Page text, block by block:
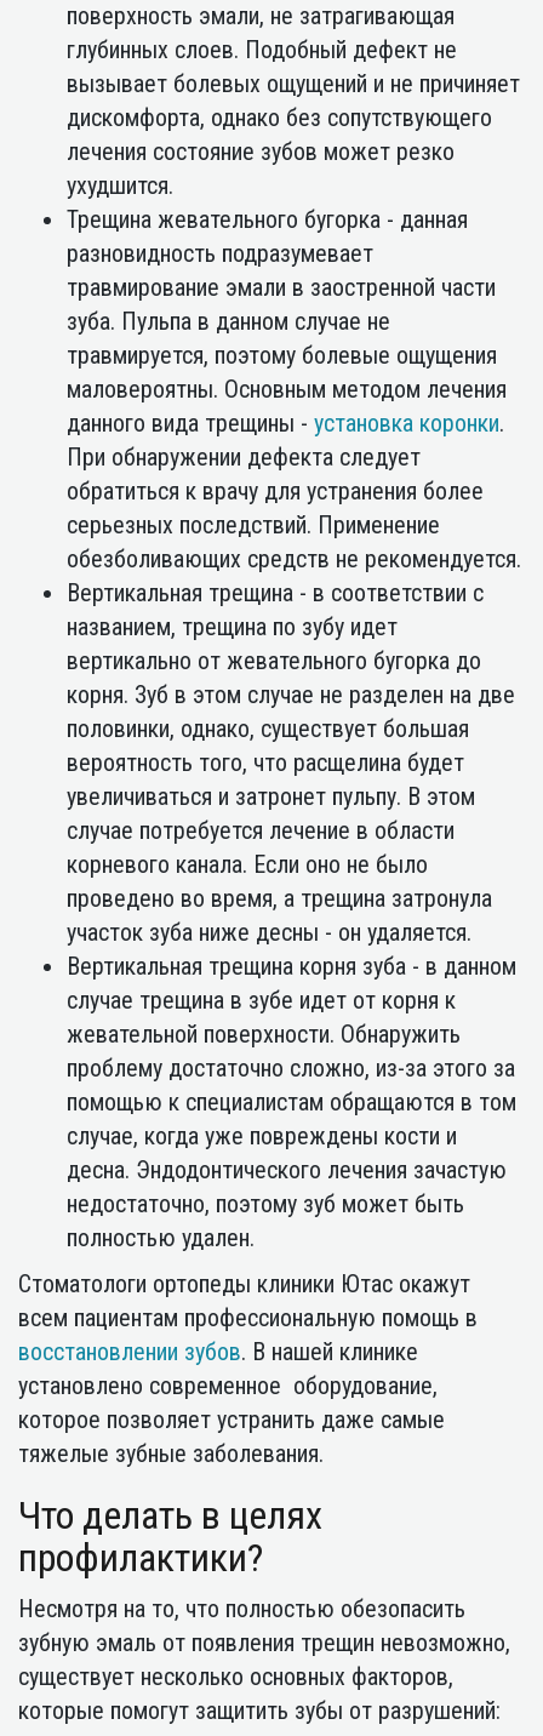
поверхность эмали, не затрагивающая
глубинных слоев. Подобный дефект не
вызывает болевых ощущений и не причиняет
дискомфорта, однако без сопутствующего
лечения состояние зубов может резко
ухудшится.
Трещина жевательного бугорка - данная
разновидность подразумевает
травмирование эмали в заостренной части
зуба. Пульпа в данном случае не
травмируется, поэтому болевые ощущения
маловероятны. Основным методом лечения
данного вида трещины - установка коронки.
При обнаружении дефекта следует
обратиться к врачу для устранения более
серьезных последствий. Применение
обезболивающих средств не рекомендуется.
Вертикальная трещина - в соответствии с
названием, трещина по зубу идет
вертикально от жевательного бугорка до
корня. Зуб в этом случае не разделен на две
половинки, однако, существует большая
вероятность того, что расщелина будет
увеличиваться и затронет пульпу. В этом
случае потребуется лечение в области
корневого канала. Если оно не было
проведено во время, а трещина затронула
участок зуба ниже десны - он удаляется.
Вертикальная трещина корня зуба - в данном
случае трещина в зубе идет от корня к
жевательной поверхности. Обнаружить
проблему достаточно сложно, из-за этого за
помощью к специалистам обращаются в том
случае, когда уже повреждены кости и
десна. Эндодонтического лечения зачастую
недостаточно, поэтому зуб может быть
полностью удален.
Стоматологи ортопеды клиники Ютас окажут
всем пациентам профессиональную помощь в
восстановлении зубов. В нашей клинике
установлено современное оборудование,
которое позволяет устранить даже самые
тяжелые зубные заболевания.
Что делать в целях
профилактики?
Несмотря на то, что полностью обезопасить
зубную эмаль от появления трещин невозможно,
существует несколько основных факторов,
которые помогут защитить зубы от разрушений: